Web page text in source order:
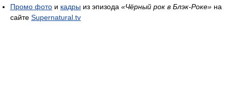
Промо фото и кадры из эпизода «Чёрный рок в Блэк-Роке» на
сайте Supernatural.tv